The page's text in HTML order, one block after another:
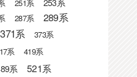
251系 253系
287系
289系
371系 373系
系 419系
系 521系